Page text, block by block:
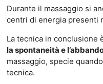
Durante il massaggio si
centri di energia presenti
La tecnica in conclusione
la spontaneità e
massaggio, specie
tecnica.